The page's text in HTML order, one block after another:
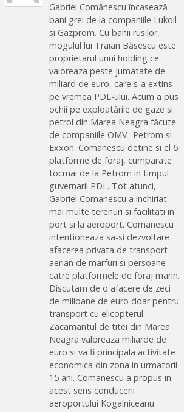
Gabriel Comănescu încasează
bani grei de la companiile Lukoil
si Gazprom. Cu banii rusilor,
mogulul lui Traian Băsescu este
proprietarul unui holding ce
valoreaza peste jumatate de
miliard de euro, care s-a extins
pe vremea PDL-ului. Acum a pus
ochii pe exploatările de gaze si
petrol din Marea Neagra făcute
de companiile OMV- Petrom si
Exxon. Comanescu detine si el 6
platforme de foraj, cumparate
tocmai de la Petrom in timpul
guvernarii PDL. Tot atunci,
Gabriel Comanescu a inchiriat
mai multe terenuri si facilitati in
port si la aeroport. Comanescu
intentioneaza sa-si dezvoltare
afacerea privata de transport
aerian de marfuri si persoane
catre platformele de foraj marin.
Discutam de o afacere de zeci
de milioane de euro doar pentru
transport cu elicopterul.
Zacamantul de titei din Marea
Neagra valoreaza miliarde de
euro si va fi principala activitate
economica din zona in urmatorii
15 ani. Comanescu a propus in
acest sens conducerii
aeroportului Kogalniceanu